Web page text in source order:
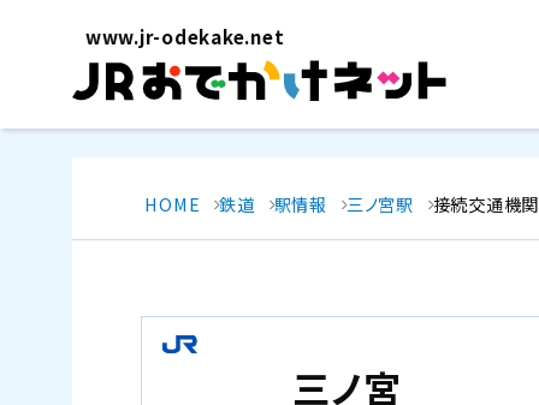
www.jr-odekake.net
HOME 鉄道 駅情報 三ノ宮駅 接続交通機関
三ノ宮